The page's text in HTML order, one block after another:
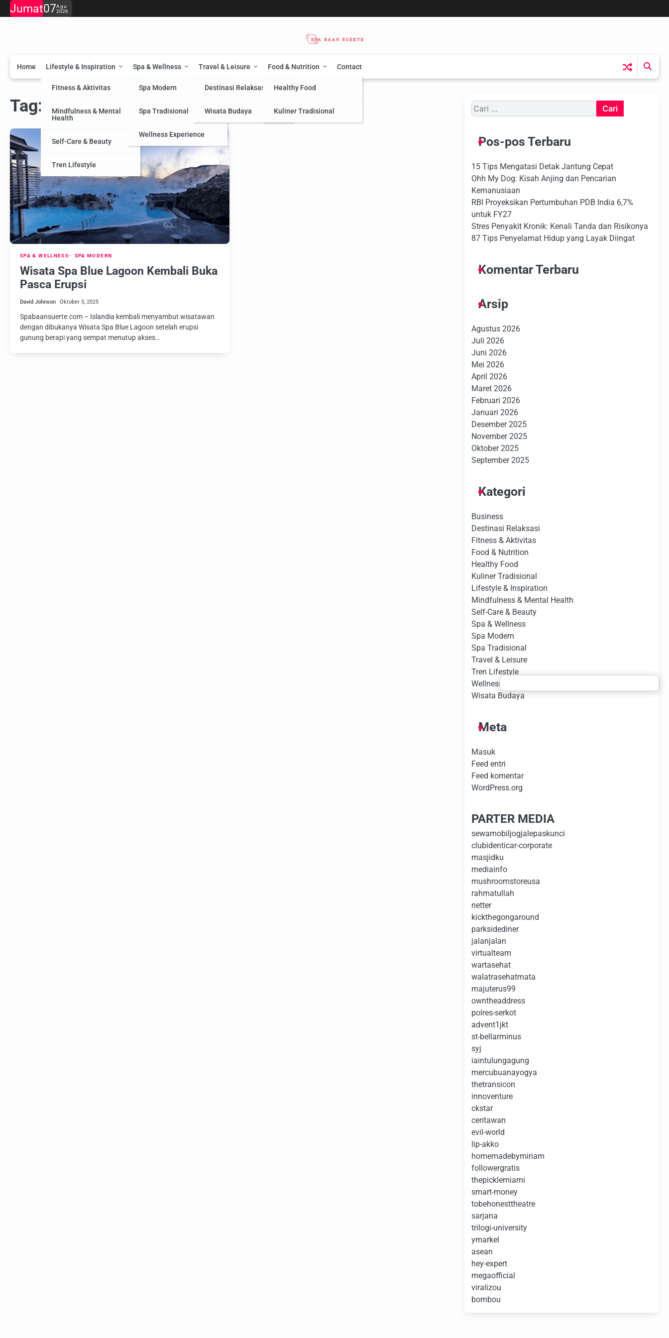
Skip
to
Jumat07Agu
2026
Home Lifestyle & Inspiration
Fitness & Aktivitas
Mindfulness & Mental
Health
Self-Care & Beauty
Tren Lifestyle
Spa & Wellness
Spa Modern
Spa Tradisional
Wellness Experience
Travel & Leisure
Destinasi Relaksasi
Wisata Budaya
Food & Nutrition
Healthy Food
Kuliner Tradisional
Contact
Tag: erupsi gunung
SPA & WELLNESS SPA MODERN
Wisata Spa Blue Lagoon Kembali Buka
Pasca Erupsi
David Johnson Oktober 5, 2025
Spabaansuerte.com – Islandia kembali menyambut wisatawan
dengan dibukanya Wisata Spa Blue Lagoon setelah erupsi
gunung berapi yang sempat menutup akses…
Cari
untuk:
Pos-pos Terbaru
15 Tips Mengatasi Detak Jantung Cepat
Ohh My Dog: Kisah Anjing dan Pencarian
Kemanusiaan
RBI Proyeksikan Pertumbuhan PDB India 6,7%
untuk FY27
Stres Penyakit Kronik: Kenali Tanda dan Risikonya
87 Tips Penyelamat Hidup yang Layak Diingat
Komentar Terbaru
Arsip
Agustus 2026
Juli 2026
Juni 2026
Mei 2026
April 2026
Maret 2026
Februari 2026
Januari 2026
Desember 2025
November 2025
Oktober 2025
September 2025
Kategori
Business
Destinasi Relaksasi
Fitness & Aktivitas
Food & Nutrition
Healthy Food
Kuliner Tradisional
Lifestyle & Inspiration
Mindfulness & Mental Health
Self-Care & Beauty
Spa & Wellness
Spa Modern
Spa Tradisional
Travel & Leisure
Tren Lifestyle
Wellness Experience
Wisata Budaya
Meta
Masuk
Feed entri
Feed komentar
WordPress.org
PARTER MEDIA
sewamobiljogjalepaskunci
clubidenticar-corporate
masjidku
mediainfo
mushroomstoreusa
rahmatullah
netter
kickthegongaround
parksidediner
jalanjalan
virtualteam
wartasehat
walatrasehatmata
majuterus99
owntheaddress
polres-serkot
advent1jkt
st-bellarminus
syj
iaintulungagung
mercubuanayogya
thetransicon
innoventure
ckstar
ceritawan
evil-world
lip-akko
homemadebymiriam
followergratis
thepicklemiami
smart-money
tobehonesttheatre
sarjana
trilogi-university
ymarkel
asean
hey-expert
megaofficial
viralizou
bombou